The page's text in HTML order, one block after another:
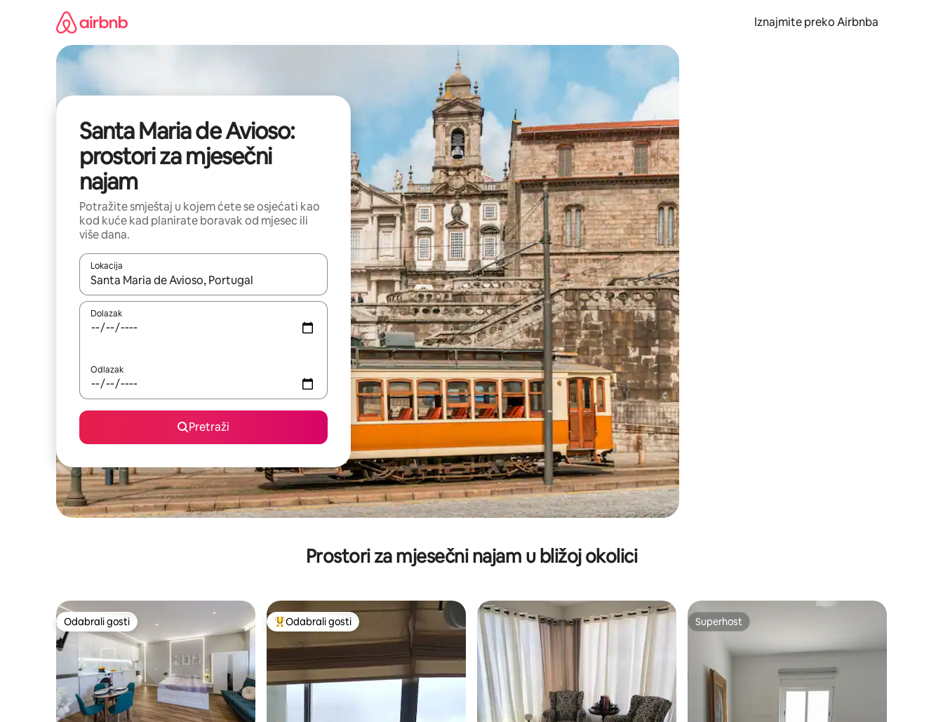
Iznajmite preko Airbnba
Santa Maria de Avioso:
prostori za mjesečni
najam
Potražite smještaj u kojem ćete se osjećati kao
kod kuće kad planirate boravak od mjesec ili
više dana.
Lokacija
Kada budu dostupni rezultati, moći ćete ih pregledati koristeći se strelicama prema gore i prema dolje, kao i dodirom ili prelaskom prstom po zaslonu.
Dolazak
Odlazak
Pretraži
Prostori za mjesečni najam u bližoj okolici
Odabrali gosti
Odabrali gosti Među najviše rangiranima s oznakom „Odabrali gosti”
Odabrali gosti Superhost
Superhost